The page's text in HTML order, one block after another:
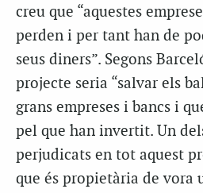
creu que “aquestes
perden i per tant han de
seus diners”. Segons
projecte seria “salvar els
grans empreses i bancs i
pel que han invertit. Un
perjudicats en tot aquest
que és propietària de vora